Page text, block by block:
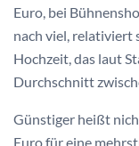
Euro, bei
nach viel, relativiert
Hochzeit, das laut
Durchschnitt
Günstiger heißt
Euro für eine